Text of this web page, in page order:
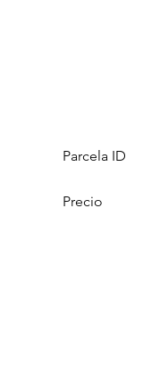
Parcela ID
Precio